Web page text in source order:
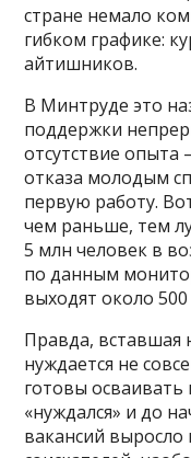
стране немало
гибком графике:
айтишников.
В Минтруде это
поддержки
отсутствие опыта
отказа молодым
первую работу.
чем раньше, тем
5 млн человек в
по данным
выходят около
Правда, вставшая
нуждается не
готовы
«нуждался» и до
вакансий выросло